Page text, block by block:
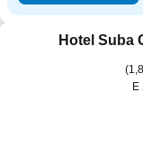
Hotel Suba